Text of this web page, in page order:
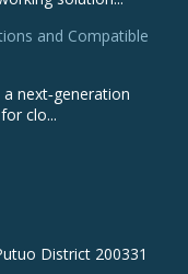
and Compatible
next‑generation
clo...
District 200331